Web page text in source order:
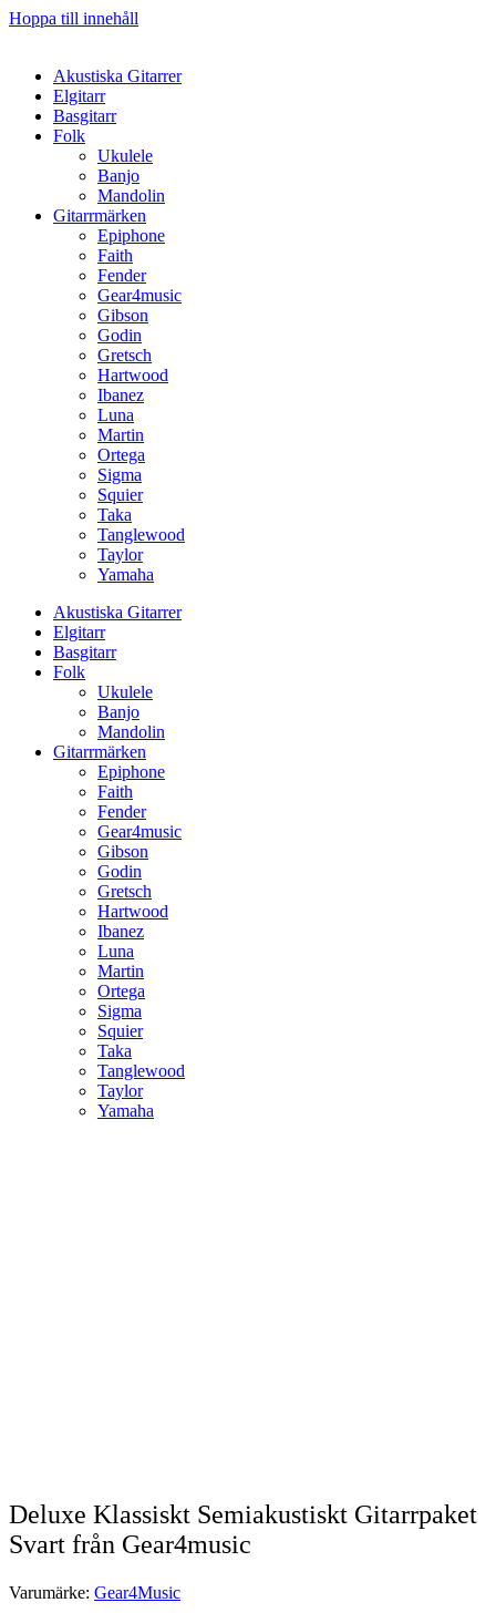
Hoppa till innehåll
Akustiska Gitarrer
Elgitarr
Basgitarr
Folk
Ukulele
Banjo
Mandolin
Gitarrmärken
Epiphone
Faith
Fender
Gear4music
Gibson
Godin
Gretsch
Hartwood
Ibanez
Luna
Martin
Ortega
Sigma
Squier
Taka
Tanglewood
Taylor
Yamaha
Akustiska Gitarrer
Elgitarr
Basgitarr
Folk
Ukulele
Banjo
Mandolin
Gitarrmärken
Epiphone
Faith
Fender
Gear4music
Gibson
Godin
Gretsch
Hartwood
Ibanez
Luna
Martin
Ortega
Sigma
Squier
Taka
Tanglewood
Taylor
Yamaha
Deluxe Klassiskt Semiakustiskt Gitarrpaket
Svart från Gear4music
Varumärke: Gear4Music